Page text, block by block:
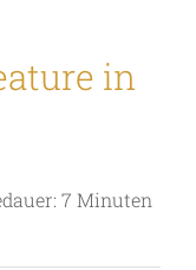
in
7 Minuten